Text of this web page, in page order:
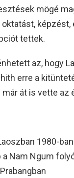
mögé
tettek.
az, hogy
erre a
már át is vette az
1980-ban
Nam Ngum